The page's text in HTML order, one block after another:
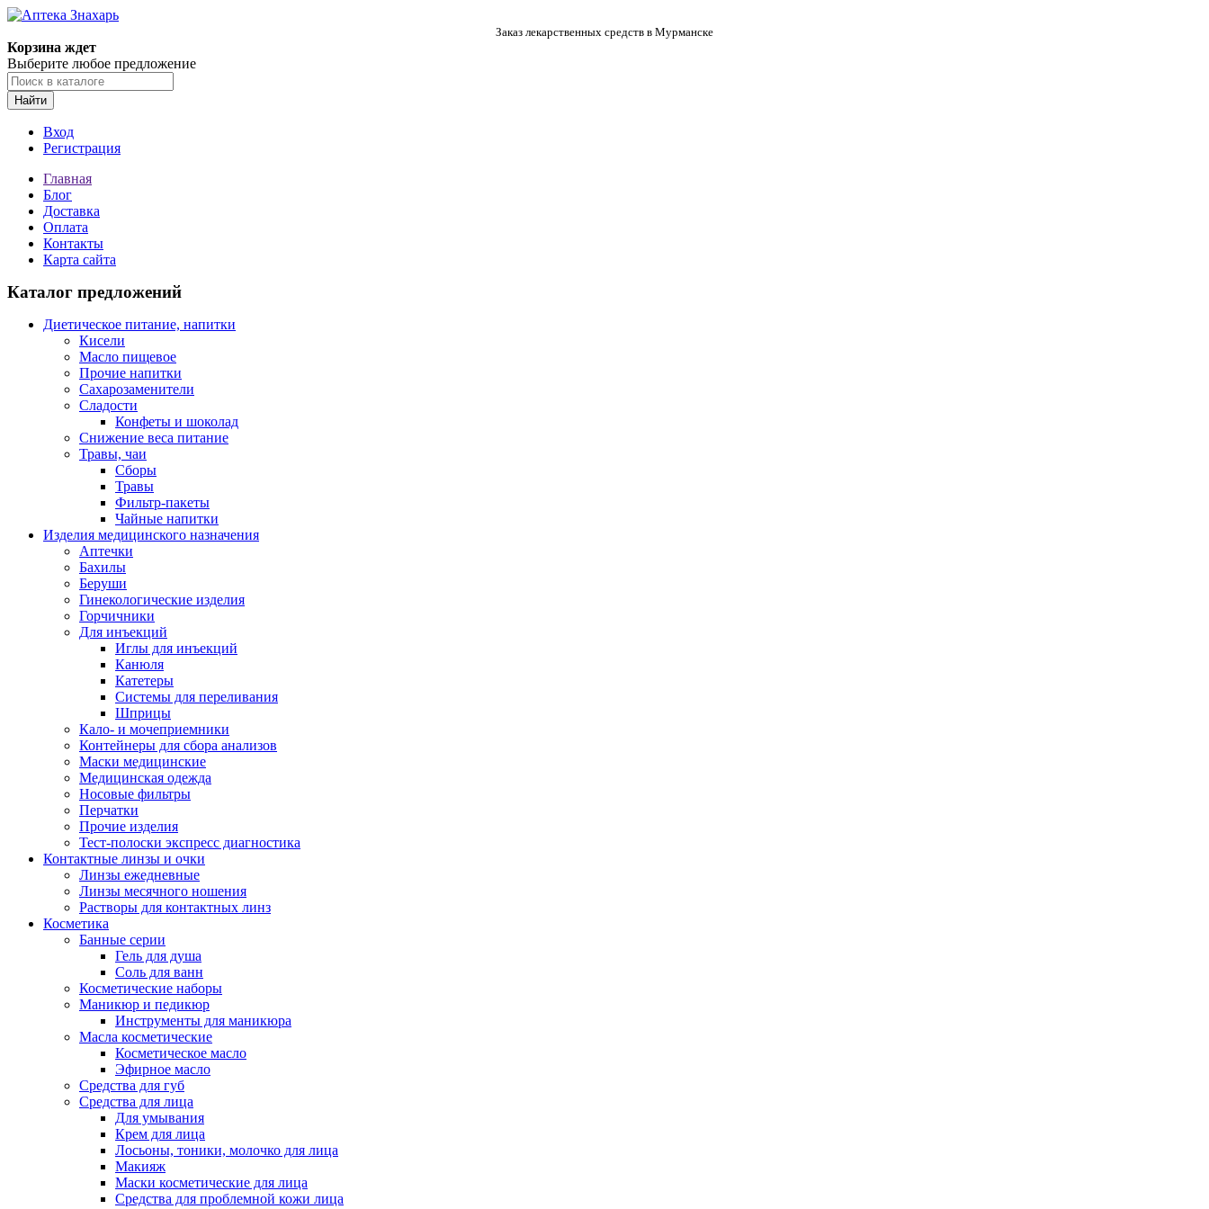
Заказ лекарственных средств в Мурманске
Корзина ждет
Выберите любое предложение
Найти
Вход
Регистрация
Главная
Блог
Доставка
Оплата
Контакты
Карта сайта
Каталог предложений
Диетическое питание, напитки
Кисели
Масло пищевое
Прочие напитки
Сахарозаменители
Сладости
Конфеты и шоколад
Снижение веса питание
Травы, чаи
Сборы
Травы
Фильтр-пакеты
Чайные напитки
Изделия медицинского назначения
Аптечки
Бахилы
Беруши
Гинекологические изделия
Горчичники
Для инъекций
Иглы для инъекций
Канюля
Катетеры
Системы для переливания
Шприцы
Кало- и мочеприемники
Контейнеры для сбора анализов
Маски медицинские
Медицинская одежда
Носовые фильтры
Перчатки
Прочие изделия
Тест-полоски экспресс диагностика
Контактные линзы и очки
Линзы ежедневные
Линзы месячного ношения
Растворы для контактных линз
Косметика
Банные серии
Гель для душа
Соль для ванн
Косметические наборы
Маникюр и педикюр
Инструменты для маникюра
Масла косметические
Косметическое масло
Эфирное масло
Средства для губ
Средства для лица
Для умывания
Крем для лица
Лосьоны, тоники, молочко для лица
Макияж
Маски косметические для лица
Средства для проблемной кожи лица